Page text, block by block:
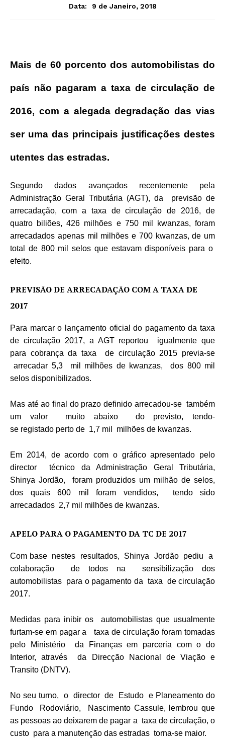
Data:
9 de Janeiro, 2018
Mais de 60 porcento dos automobilistas do
país não pagaram a taxa de circulação de
2016, com a alegada degradação das vias
ser uma das principais justificações destes
utentes das estradas.
Segundo dados avançados recentemente pela
Administração Geral Tributária (AGT), da previsão de
arrecadação, com a taxa de circulação de 2016, de
quatro biliões, 426 milhões e 750 mil kwanzas, foram
arrecadados apenas mil milhões e 700 kwanzas, de um
total de 800 mil selos que estavam disponíveis para o
efeito.
PREVISÃO DE ARRECADAÇÃO COM A TAXA DE
2017
Para marcar o lançamento oficial do pagamento da taxa
de circulação 2017, a AGT reportou igualmente que
para cobrança da taxa de circulação 2015 previa-se
arrecadar 5,3 mil milhões de kwanzas, dos 800 mil
selos disponibilizados.
Mas até ao final do prazo definido arrecadou-se também
um valor muito abaixo do previsto, tendo-
se registado perto de 1,7 mil milhões de kwanzas.
Em 2014, de acordo com o gráfico apresentado pelo
director técnico da Administração Geral Tributária,
Shinya Jordão, foram produzidos um milhão de selos,
dos quais 600 mil foram vendidos, tendo sido
arrecadados 2,7 mil milhões de kwanzas.
APELO PARA O PAGAMENTO DA TC DE 2017
Com base nestes resultados, Shinya Jordão pediu a
colaboração de todos na sensibilização dos
automobilistas para o pagamento da taxa de circulação
2017.
Medidas para inibir os automobilistas que usualmente
furtam-se em pagar a taxa de circulação foram tomadas
pelo Ministério da Finanças em parceria com o do
Interior, através da Direcção Nacional de Viação e
Transito (DNTV).
No seu turno, o director de Estudo e Planeamento do
Fundo Rodoviário, Nascimento Cassule, lembrou que
as pessoas ao deixarem de pagar a taxa de circulação, o
custo para a manutenção das estradas torna-se maior.